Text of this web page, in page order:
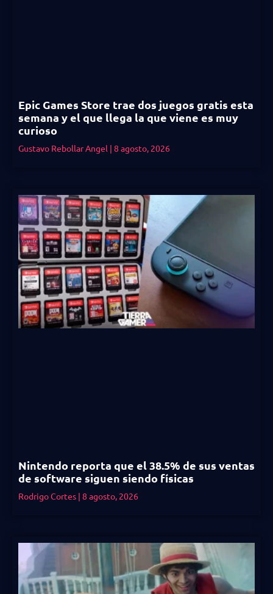
Epic Games Store trae dos juegos gratis esta
semana y el que llega la que viene es muy
curioso
Gustavo Rebollar Angel 8 agosto, 2026
Nintendo reporta que el 38.5% de sus ventas
de software siguen siendo físicas
Rodrigo Cortes 8 agosto, 2026